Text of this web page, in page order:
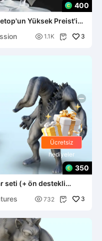
400
Yüksek Preist'i-
Pre
 1.1K  3
350
seti (+ ön destekli
 732  3
Ücretsiz
hediyeler